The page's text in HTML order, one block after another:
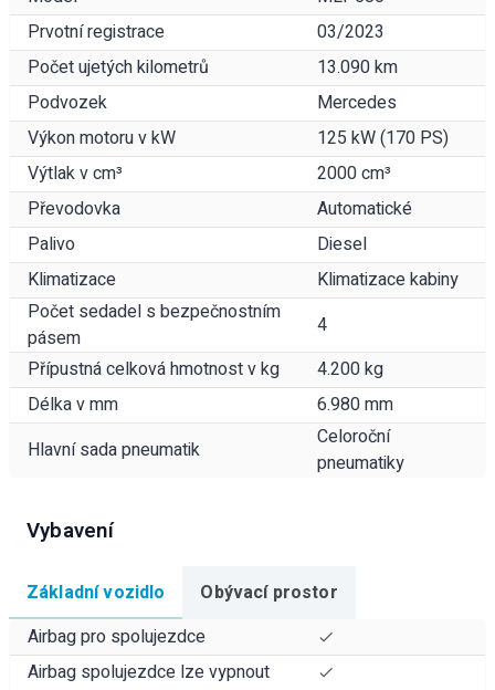
Prvotní registrace
03/2023
Počet ujetých kilometrů
13.090 km
Podvozek
Mercedes
Výkon motoru v kW
125 kW (170 PS)
Výtlak v cm³
2000 cm³
Převodovka
Automatické
Palivo
Diesel
Klimatizace
Klimatizace kabiny
Počet sedadel s bezpečnostním
pásem
4
Přípustná celková hmotnost v kg
4.200 kg
Délka v mm
6.980 mm
Hlavní sada pneumatik
Celoroční
pneumatiky
Vybavení
Základní vozidlo
Obývací prostor
Airbag pro spolujezdce
Airbag spolujezdce lze vypnout